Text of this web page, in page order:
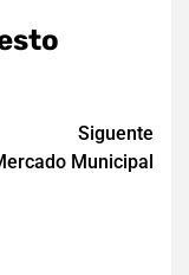
Siguente
Municipal